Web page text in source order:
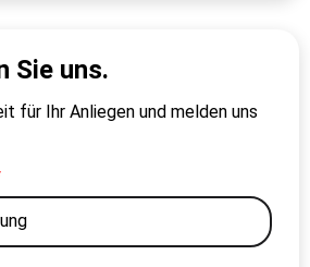
Sie uns.
für Ihr Anliegen und melden uns